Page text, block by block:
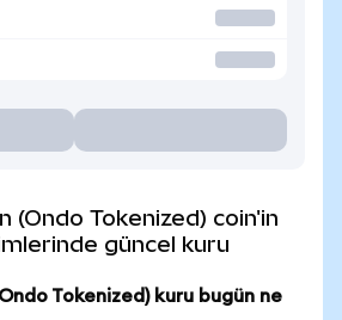
(Ondo Tokenized) coin'in
güncel kuru
Tokenized) kuru bugün ne